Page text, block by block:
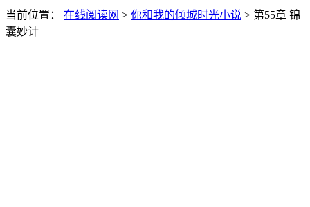
当前位置： 在线阅读网 > 你和我的倾城时光小说 > 第55章 锦
囊妙计